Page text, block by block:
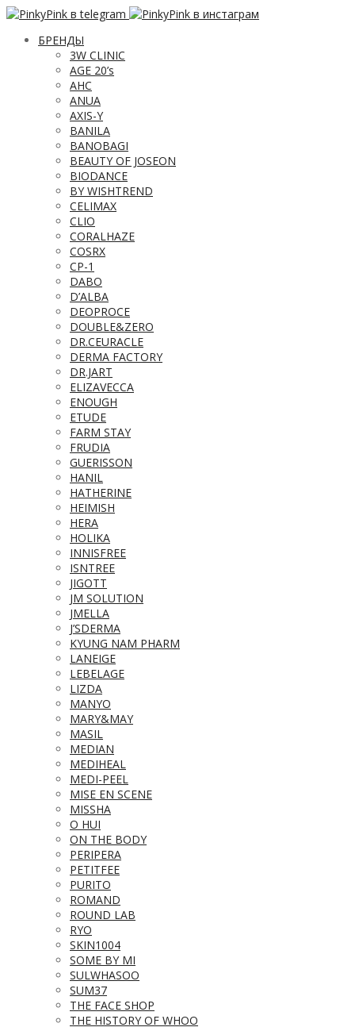
БРЕНДЫ
3W CLINIC
AGE 20’s
AHC
ANUA
AXIS-Y
BANILA
BANOBAGI
BEAUTY OF JOSEON
BIODANCE
BY WISHTREND
CELIMAX
CLIO
CORALHAZE
COSRX
CP-1
DABO
D’ALBA
DEOPROCE
DOUBLE&ZERO
DR.CEURACLE
DERMA FACTORY
DR.JART
ELIZAVECCA
ENOUGH
ETUDE
FARM STAY
FRUDIA
GUERISSON
HANIL
HATHERINE
HEIMISH
HERA
HOLIKA
INNISFREE
ISNTREE
JIGOTT
JM SOLUTION
JMELLA
J’SDERMA
KYUNG NAM PHARM
LANEIGE
LEBELAGE
LIZDA
MANYO
MARY&MAY
MASIL
MEDIAN
MEDIHEAL
MEDI-PEEL
MISE EN SCENE
MISSHA
O HUI
ON THE BODY
PERIPERA
PETITFEE
PURITO
ROMAND
ROUND LAB
RYO
SKIN1004
SOME BY MI
SULWHASOO
SUM37
THE FACE SHOP
THE HISTORY OF WHOO